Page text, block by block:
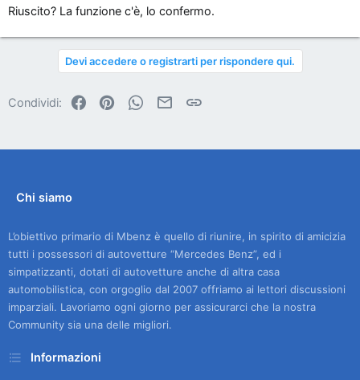
Riuscito? La funzione c'è, lo confermo.
Devi accedere o registrarti per rispondere qui.
Condividi: FacebookPinterestWhatsApp
Email
Chi siamo
L’obiettivo primario di Mbenz è quello di riunire, in spirito di amicizia
tutti i possessori di autovetture “Mercedes Benz”, ed i
simpatizzanti, dotati di autovetture anche di altra casa
automobilistica, con orgoglio dal 2007 offriamo ai lettori discussioni
imparziali. Lavoriamo ogni giorno per assicurarci che la nostra
Community sia una delle migliori.
Informazioni